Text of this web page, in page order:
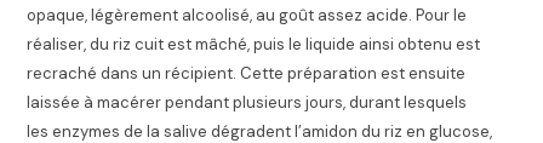
opaque, légèrement alcoolisé, au goût assez acide. Pour le
réaliser, du riz cuit est mâché, puis le liquide ainsi obtenu est
recraché dans un récipient. Cette préparation est ensuite
laissée à macérer pendant plusieurs jours, durant lesquels
les enzymes de la salive dégradent l’amidon du riz en glucose,